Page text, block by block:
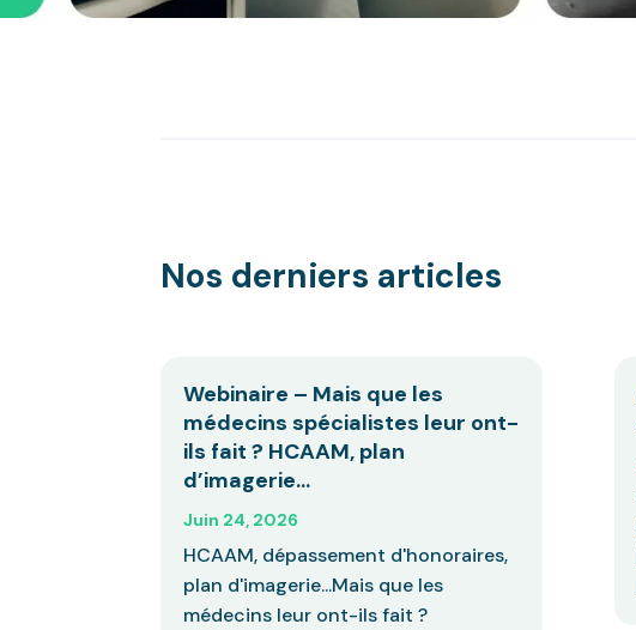
Nos derniers articles
Webinaire – Mais que les
médecins spécialistes leur ont-
ils fait ? HCAAM, plan
d’imagerie…
Juin 24, 2026
HCAAM, dépassement d'honoraires,
plan d'imagerie...Mais que les
médecins leur ont-ils fait ?